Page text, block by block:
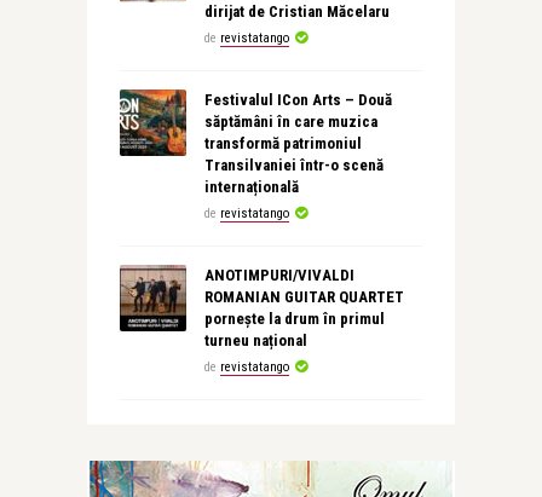
dirijat de Cristian Măcelaru
de revistatango
Festivalul ICon Arts – Două
săptămâni în care muzica
transformă patrimoniul
Transilvaniei într-o scenă
internațională
de revistatango
ANOTIMPURI/VIVALDI
ROMANIAN GUITAR QUARTET
pornește la drum în primul
turneu național
de revistatango